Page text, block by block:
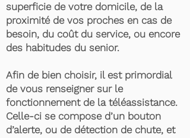
superficie de votre domicile, de la
proximité de vos proches en cas de
besoin, du coût du service, ou encore
des habitudes du senior.
Afin de bien choisir, il est primordial
de vous renseigner sur le
fonctionnement de la téléassistance.
Celle-ci se compose d’un bouton
d’alerte, ou de détection de chute, et